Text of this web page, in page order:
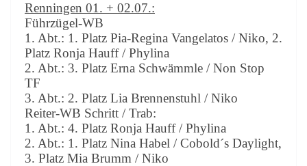
Renningen 01. + 02.07.:
Führzügel-WB
1. Abt.: 1. Platz Pia-Regina Vangelatos / Niko, 2.
Platz Ronja Hauff / Phylina
2. Abt.: 3. Platz Erna Schwämmle / Non Stop
TF
3. Abt.: 2. Platz Lia Brennenstuhl / Niko
Reiter-WB Schritt / Trab:
1. Abt.: 4. Platz Ronja Hauff / Phylina
2. Abt.: 1. Platz Nina Habel / Cobold´s Daylight,
3. Platz Mia Brumm / Niko